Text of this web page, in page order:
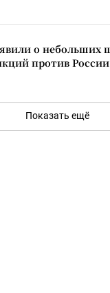
о небольших
против России
Показать ещё